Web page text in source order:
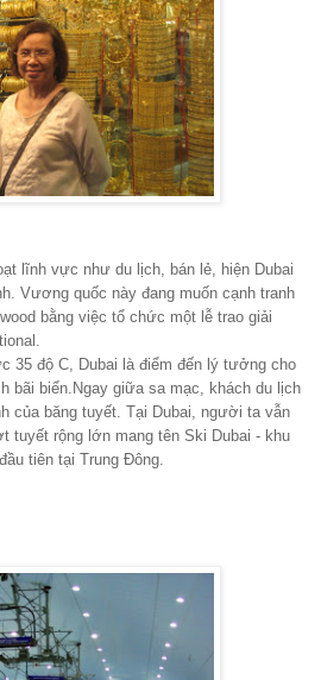
lĩnh vực như du lịch, bán lẻ, hiện Dubai
Vương quốc này đang muốn cạnh tranh
bằng việc tổ chức một lễ trao giải
35 độ C, Dubai là điểm đến lý tưởng cho
bãi biển.Ngay giữa sa mạc, khách du lịch
của băng tuyết. Tại Dubai, người ta vẫn
tuyết rộng lớn mang tên Ski Dubai - khu
tiên tại Trung Đông.